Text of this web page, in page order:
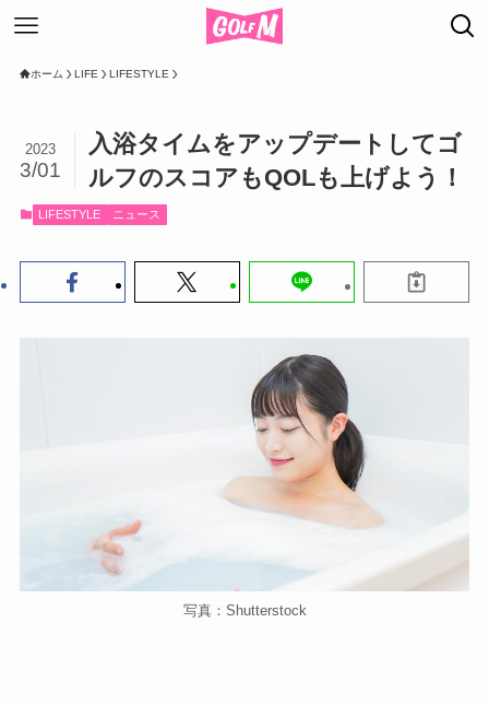
ホーム LIFE LIFESTYLE
入浴タイムをアップデートしてゴ
ルフのスコアもQOLも上げよう！
2023
3/01
LIFESTYLE ニュース
写真：Shutterstock